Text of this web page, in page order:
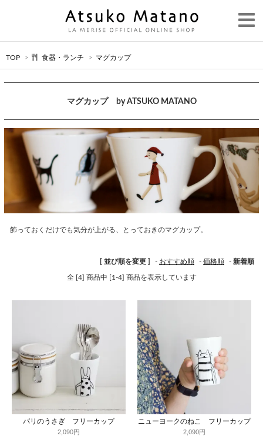
TOP > 食器・ランチ > マグカップ
マグカップ by ATSUKO MATANO
飾っておくだけでも気分が上がる、とっておきのマグカップ。
[ 並び順を変更 ] - おすすめ順 - 価格順 - 新着順
全 [4] 商品中 [1-4] 商品を表示しています
パリのうさぎ フリーカップ
2,090円
ニューヨークのねこ フリーカップ
2,090円